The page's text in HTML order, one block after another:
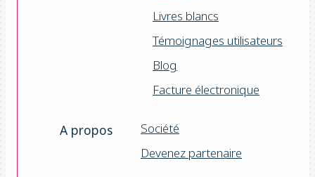
Livres blancs
Témoignages utilisateurs
Blog
Facture électronique
A propos
Société
Devenez partenaire